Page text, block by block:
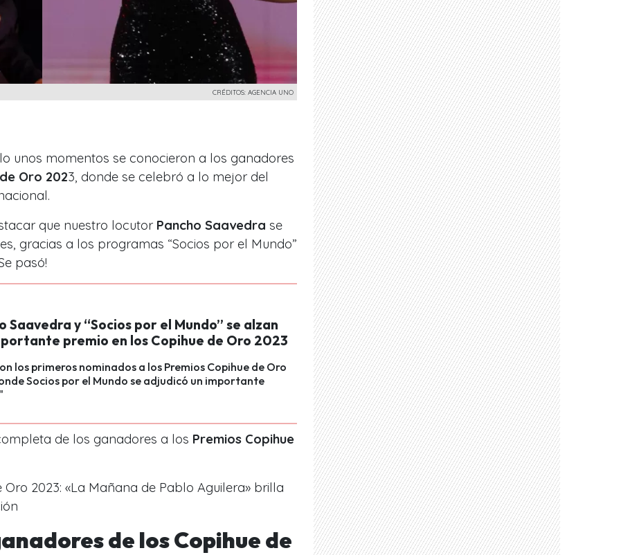
CRÉDITOS: AGENCIA UNO
unos momentos se conocieron a los ganadores
Oro 2023, donde se celebró a lo mejor del
que nuestro locutor Pancho Saavedra se
gracias a los programas “Socios por el Mundo”
pasó!
Saavedra y “Socios por el Mundo” se alzan
premio en los Copihue de Oro 2023
los primeros nominados a los Premios Copihue de Oro
Socios por el Mundo se adjudicó un importante
de los ganadores a los Premios Copihue
Oro 2023: «La Mañana de Pablo Aguilera» brilla
de los Copihue de